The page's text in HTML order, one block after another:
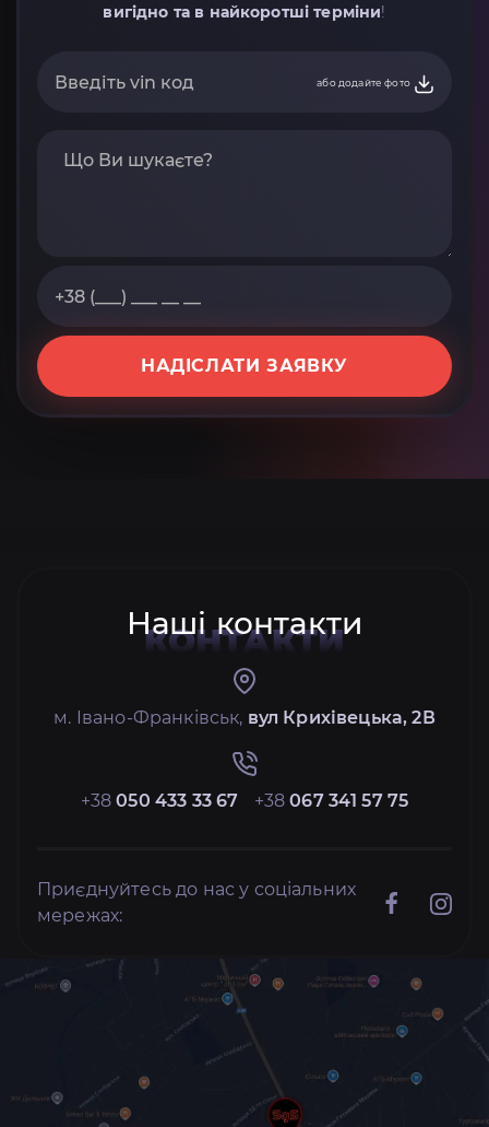
вигідно та в найкоротші терміни!
або додайте фото
НАДІСЛАТИ ЗАЯВКУ
Наші контакти
КОНТАКТИ
м. Івано-Франківськ, вул Крихівецька, 2В
+38050 433 33 67 +38067 341 57 75
Приєднуйтесь до нас у соціальних
мережах: